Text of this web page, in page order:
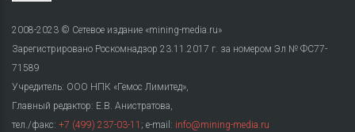
2008-2023 © Сетевое издание «mining-media.ru»
Зарегистрировано Роскомнадзор 23.11.2017 г. за номером Эл № ФС77-
71589
Учредитель: ООО НПК «Гемос Лимитед»,
Главный редактор: Е.В. Анистратова,
тел./факс: +7 (499) 237-03-11 ; e-mail: info@mining-media.ru